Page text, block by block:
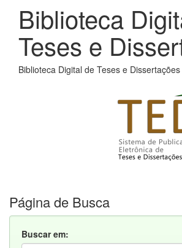
Biblioteca
Teses e
Biblioteca Digital de Teses e Dissertações
Página de Busca
Buscar em: